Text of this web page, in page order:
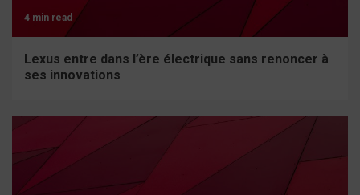
4 min read
Lexus entre dans l’ère électrique sans renoncer à
ses innovations